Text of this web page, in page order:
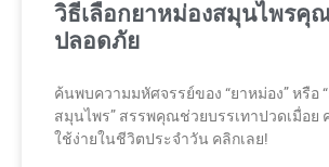
วิธีเลือกยาหม่องสมุนไพรคุ
ปลอดภัย
ค้นพบความมหัศจรรย์ของ “ยาหม่อง” หรือ
สมุนไพร” สรรพคุณช่วยบรรเทาปวดเมื่อย
ใช้ง่ายในชีวิตประจำวัน คลิกเลย!